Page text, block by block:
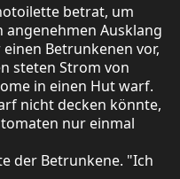
betrat, um
Ausklang
Betrunkenen vor,
steten Strom von
in einen Hut warf.
nicht decken könnte,
nur einmal
der Betrunkene. "Ich